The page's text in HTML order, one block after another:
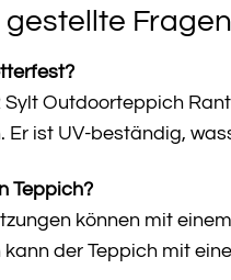
gestellte
Sylt Outdoorteppich
Er ist UV-beständig,
Teppich?
können mit
der Teppich mit